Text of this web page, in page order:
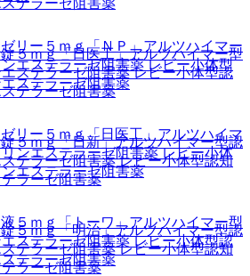
リー５ｍｇ「ＮＰ」アルツハイマー
エステラーゼ阻害薬 レビー小体型
ステラーゼ阻害薬
リー５ｍｇ「日医工」アルツハイマ
ンエステラーゼ阻害薬 レビー小体
エステラーゼ阻害薬
５ｍｇ「トーワ」アルツハイマー型
ステラーゼ阻害薬 レビー小体型認
テラーゼ阻害薬
５ｍｇ「日医工」アルツハイマー型
ステラーゼ阻害薬 レビー小体型認
テラーゼ阻害薬
５ｍｇ「日新」アルツハイマー型認
テラーゼ阻害薬 レビー小体型認知
ラーゼ阻害薬
５ｍｇ「明治」アルツハイマー型認
テラーゼ阻害薬 レビー小体型認知
ラーゼ阻害薬